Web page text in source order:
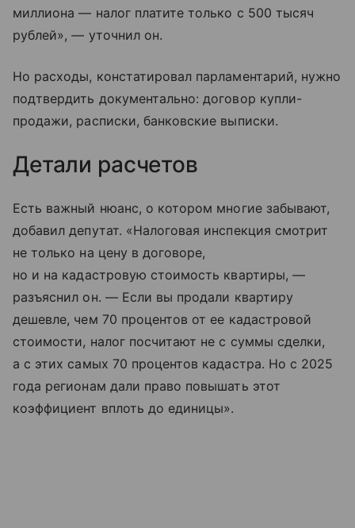
миллиона — налог платите только с 500 тысяч
рублей», — уточнил он.
Но расходы, констатировал парламентарий, нужно
подтвердить документально: договор купли-
продажи, расписки, банковские выписки.
Детали расчетов
Есть важный нюанс, о котором многие забывают,
добавил депутат. «Налоговая инспекция смотрит
не только на цену в договоре,
но и на кадастровую стоимость квартиры, —
разъяснил он. — Если вы продали квартиру
дешевле, чем 70 процентов от ее кадастровой
стоимости, налог посчитают не с суммы сделки,
а с этих самых 70 процентов кадастра. Но с 2025
года регионам дали право повышать этот
коэффициент вплоть до единицы».